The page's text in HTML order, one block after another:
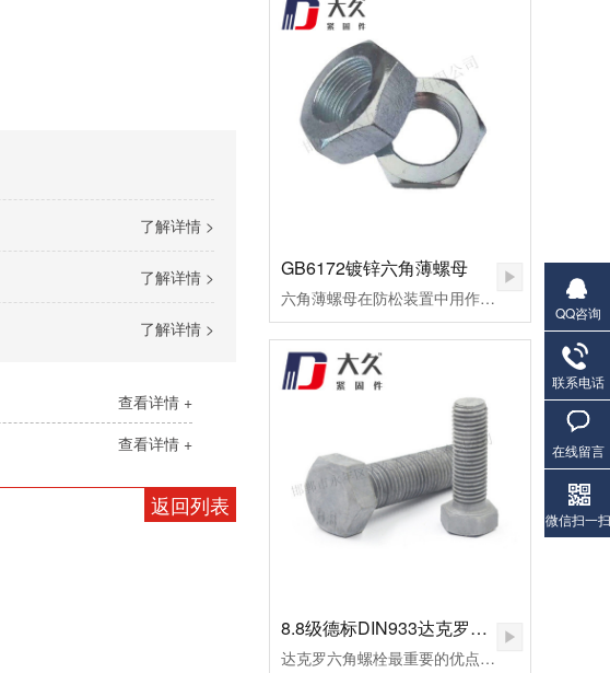
了解详情 >
了解详情 >
了解详情 >
查看详情 +
查看详情 +
返回列表
GB6172镀锌六角薄螺母
六角薄螺母在防松装置中用作副螺母，起锁紧作用，或用于螺纹连接副主要承受剪切力的地方。
8.8级德标DIN933达克罗六角螺栓
达克罗六角螺栓最重要的优点是不氢脆，因此达克罗非常适合加工一些高档螺栓，如8.8级外六角螺栓。达克罗六角螺栓耐高温腐蚀，耐热温度可达300℃以上。但一般的热镀锌加工工艺，当温度做到100摄氏时，早已废料。达克罗涂层与六角螺栓和螺母的结合力好，处理后的外六角螺栓易于喷涂和着色，有机涂层的结合力超过磷化膜。达克罗六角螺栓在生产加工和涂布的全过程中，不会产生对环境有污染的废水废气，不使用三废管理降低了处理成本。
QQ咨询
联系电话
在线留言
微信扫一扫